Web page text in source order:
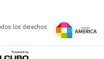
los derechos